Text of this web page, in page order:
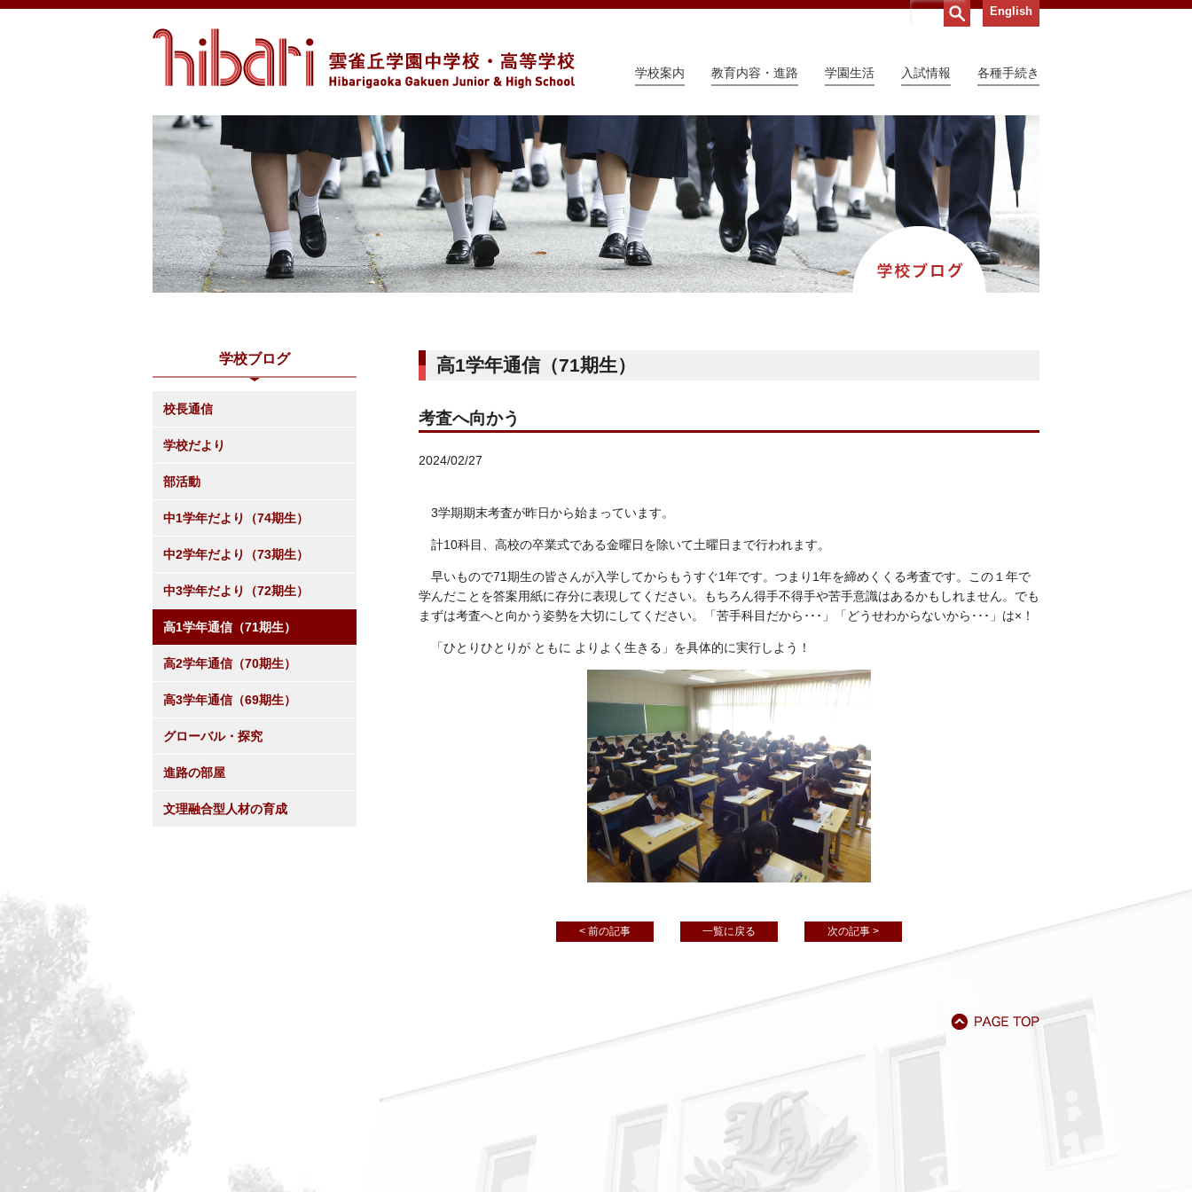
English
学校案内 教育内容・進路 学園生活 入試情報 各種手続き
高1学年通信（71期生）
考査へ向かう
2024/02/27
3学期期末考査が昨日から始まっています。
計10科目、高校の卒業式である金曜日を除いて土曜日まで行われます。
早いもので71期生の皆さんが入学してからもうすぐ1年です。つまり1年を締めくくる考査です。この１年で
学んだことを答案用紙に存分に表現してください。もちろん得手不得手や苦手意識はあるかもしれません。でも
まずは考査へと向かう姿勢を大切にしてください。「苦手科目だから･･･」「どうせわからないから･･･」は×！
「ひとりひとりが ともに よりよく生きる」を具体的に実行しよう！
< 前の記事 一覧に戻る 次の記事 >
学校ブログ
校長通信
学校だより
部活動
中1学年だより（74期生）
中2学年だより（73期生）
中3学年だより（72期生）
高1学年通信（71期生）
高2学年通信（70期生）
高3学年通信（69期生）
グローバル・探究
進路の部屋
文理融合型人材の育成